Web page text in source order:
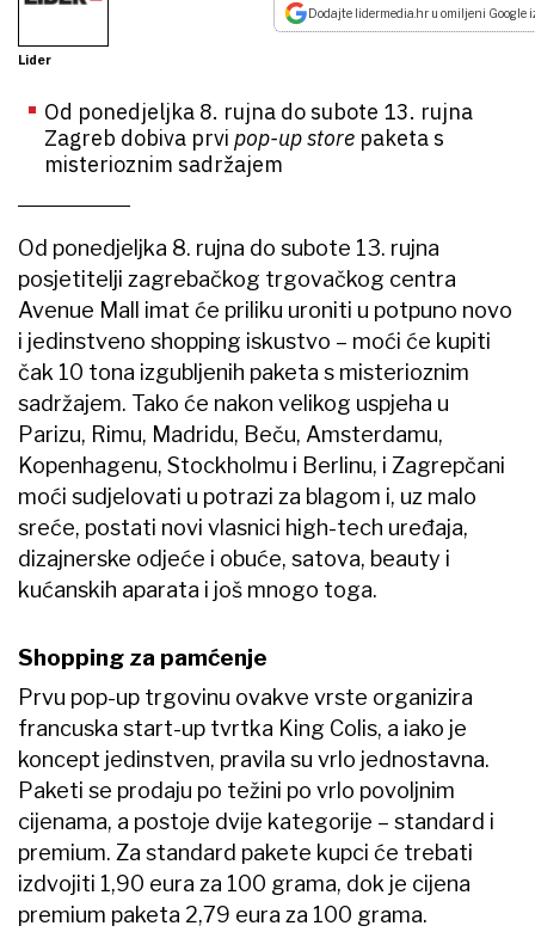
Lider
Dodajte lidermedia.hr u omiljeni Google
Od ponedjeljka 8. rujna do subote 13. rujna
Zagreb dobiva prvi pop-up store paketa s
misterioznim sadržajem
Od ponedjeljka 8. rujna do subote 13. rujna
posjetitelji zagrebačkog trgovačkog centra
Avenue Mall imat će priliku uroniti u potpuno novo
i jedinstveno shopping iskustvo – moći će kupiti
čak 10 tona izgubljenih paketa s misterioznim
sadržajem. Tako će nakon velikog uspjeha u
Parizu, Rimu, Madridu, Beču, Amsterdamu,
Kopenhagenu, Stockholmu i Berlinu, i Zagrepčani
moći sudjelovati u potrazi za blagom i, uz malo
sreće, postati novi vlasnici high-tech uređaja,
dizajnerske odjeće i obuće, satova, beauty i
kućanskih aparata i još mnogo toga.
Shopping za pamćenje
Prvu pop-up trgovinu ovakve vrste organizira
francuska start-up tvrtka King Colis, a iako je
koncept jedinstven, pravila su vrlo jednostavna.
Paketi se prodaju po težini po vrlo povoljnim
cijenama, a postoje dvije kategorije – standard i
premium. Za standard pakete kupci će trebati
izdvojiti 1,90 eura za 100 grama, dok je cijena
premium paketa 2,79 eura za 100 grama.